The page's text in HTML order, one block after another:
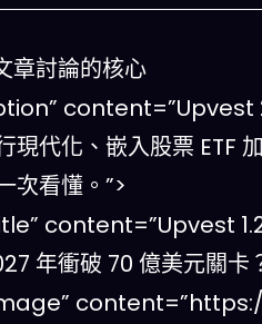
章討論的核心
content=”Upvest
現代化、嵌入股票 ETF
次看懂。”>
content=”Upvest 1.25
年衝破 70 億美元關卡